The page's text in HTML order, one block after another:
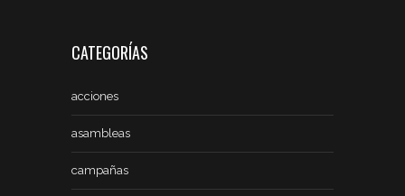
CATEGORÍAS
acciones
asambleas
campañas